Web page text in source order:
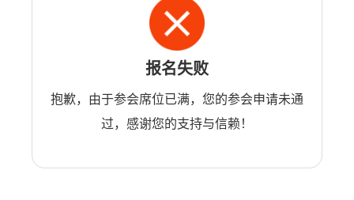
报名失败
抱歉，由于参会席位已满，您的参会申请未通
过，感谢您的支持与信赖！